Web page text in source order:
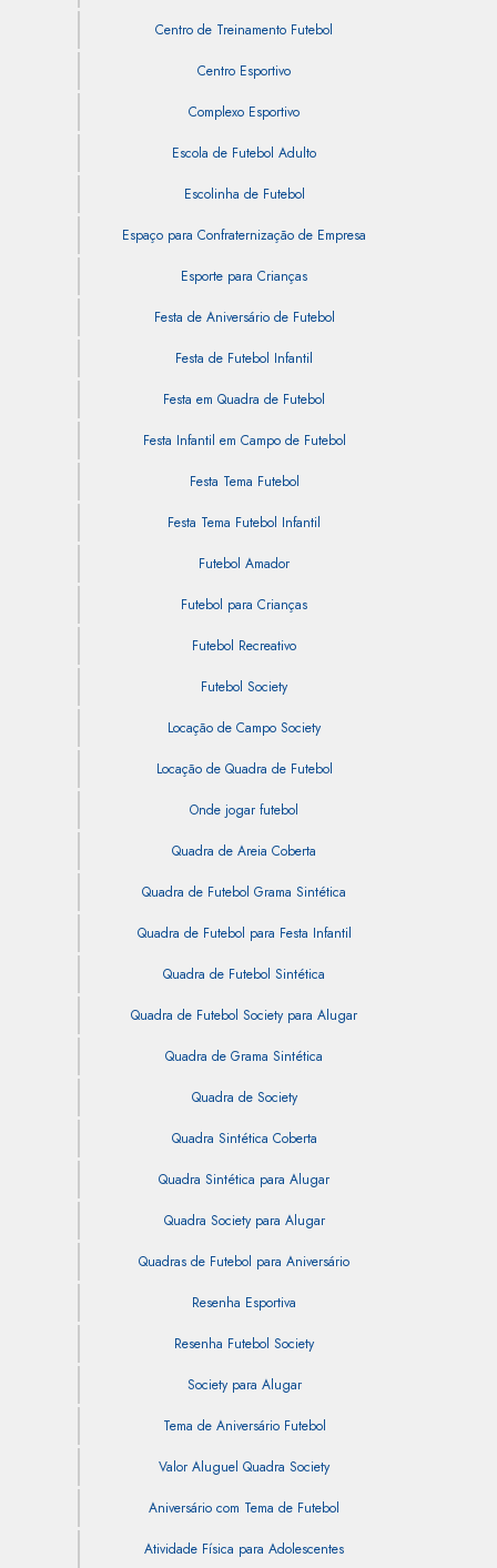
Centro de Treinamento Futebol
Centro Esportivo
Complexo Esportivo
Escola de Futebol Adulto
Escolinha de Futebol
Espaço para Confraternização de Empresa
Esporte para Crianças
Festa de Aniversário de Futebol
Festa de Futebol Infantil
Festa em Quadra de Futebol
Festa Infantil em Campo de Futebol
Festa Tema Futebol
Festa Tema Futebol Infantil
Futebol Amador
Futebol para Crianças
Futebol Recreativo
Futebol Society
Locação de Campo Society
Locação de Quadra de Futebol
Onde jogar futebol
Quadra de Areia Coberta
Quadra de Futebol Grama Sintética
Quadra de Futebol para Festa Infantil
Quadra de Futebol Sintética
Quadra de Futebol Society para Alugar
Quadra de Grama Sintética
Quadra de Society
Quadra Sintética Coberta
Quadra Sintética para Alugar
Quadra Society para Alugar
Quadras de Futebol para Aniversário
Resenha Esportiva
Resenha Futebol Society
Society para Alugar
Tema de Aniversário Futebol
Valor Aluguel Quadra Society
Aniversário com Tema de Futebol
Atividade Física para Adolescentes